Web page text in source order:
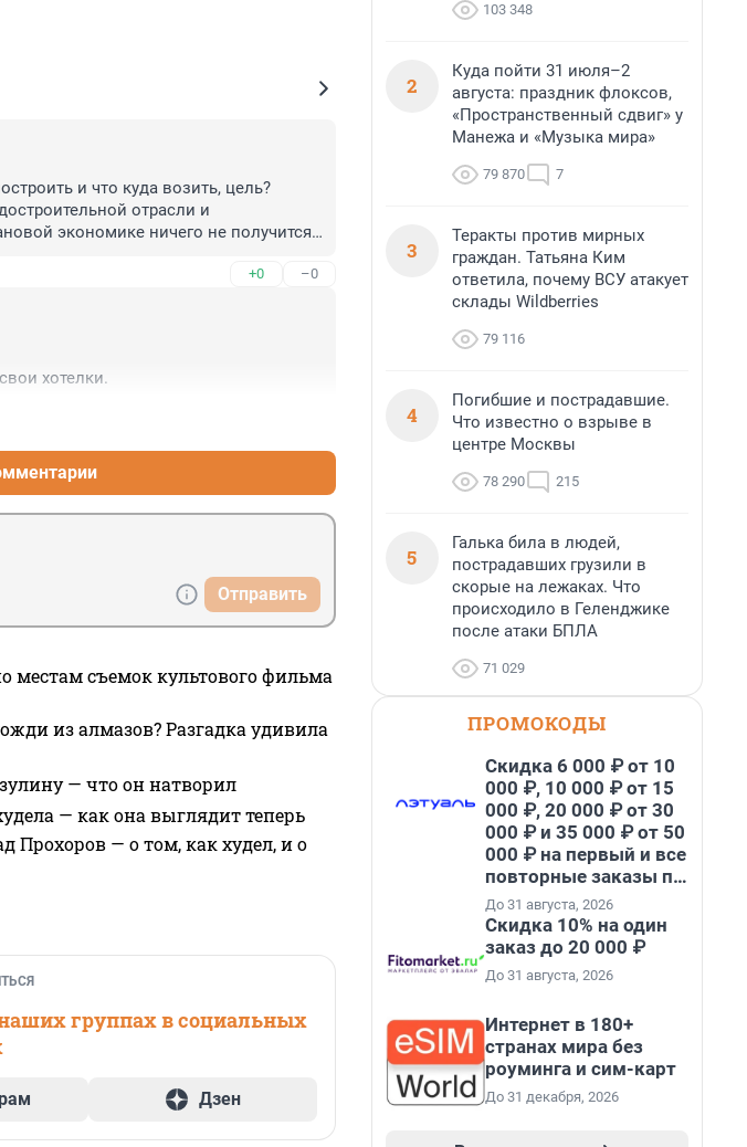
и что куда возить, цель?
отрасли и
экономике ничего не получится.
+0 –0
хотелки.
Отправить
местам съемок культового фильма
из алмазов? Разгадка удивила
— что он натворил
— как она выглядит теперь
Прохоров — о том, как худел, и о
группах в социальных
Дзен
103 348
2
Куда пойти 31 июля–2
августа: праздник флоксов,
«Пространственный сдвиг» у
Манежа и «Музыка мира»
79 870 7
3
Теракты против мирных
граждан. Татьяна Ким
ответила, почему ВСУ атакует
склады Wildberries
79 116
4
Погибшие и пострадавшие.
Что известно о взрыве в
центре Москвы
78 290 215
5
Галька била в людей,
пострадавших грузили в
скорые на лежаках. Что
происходило в Геленджике
после атаки БПЛА
71 029
ПРОМОКОДЫ
Скидка 6 000 ₽ от 10
000 ₽, 10 000 ₽ от 15
000 ₽, 20 000 ₽ от 30
000 ₽ и 35 000 ₽ от 50
000 ₽ на первый и все
повторные заказы по
промокоду НАБЕРИ
До 31 августа, 2026
Скидка 10% на один
заказ до 20 000 ₽
До 31 августа, 2026
Интернет в 180+
странах мира без
роуминга и сим-карт
До 31 декабря, 2026